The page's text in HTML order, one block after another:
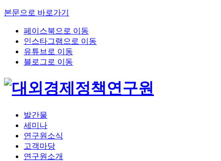
본문으로 바로가기
페이스북으로 이동
인스타그램으로 이동
유튜브로 이동
블로그로 이동
발간물
세미나
연구원소식
고객마당
연구원소개